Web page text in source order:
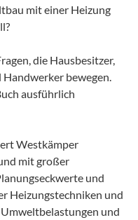
mit einer Heizung
die Hausbesitzer,
bewegen.
ausführlich
Westkämper
mit großer
und
Heizungstechniken und
und